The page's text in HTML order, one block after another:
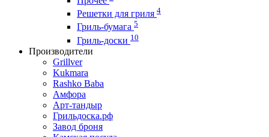
Решетки для гриля 4
Гриль-бумага 5
Гриль-доски 10
Производители
Grillver
Kukmara
Rashko Baba
Амфора
Арт-тандыр
Грильдоска.рф
Завод броня